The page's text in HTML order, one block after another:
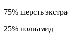
75% шерсть
25% полиамид